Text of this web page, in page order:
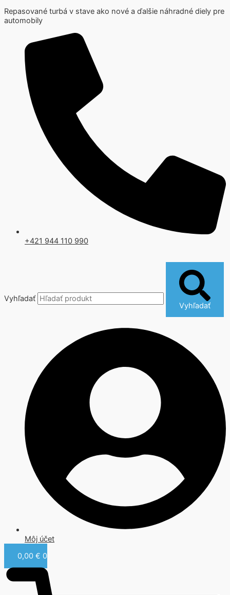
Repasované turbá v stave ako nové a ďalšie náhradné diely pre
automobily
+421 944 110 990
Vyhľadať
Vyhľadať
Môj účet
0,00 € 0